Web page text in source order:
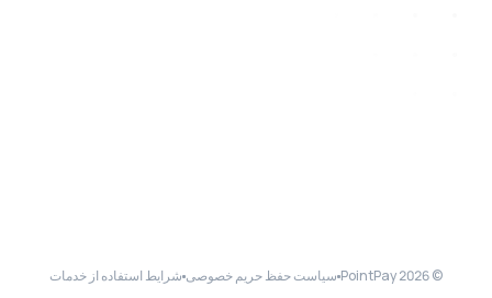
© 2026 PointPay سیاست حفظ حریم خصوصی شرایط استفاده از خدمات